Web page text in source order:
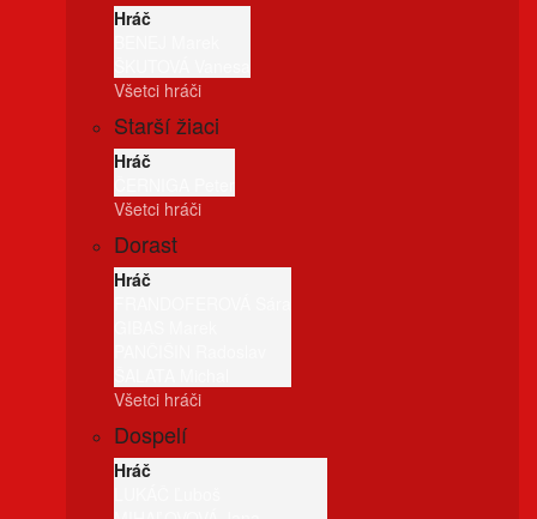
Hráč
Všetci hráči
Starší žiaci
Hráč
Všetci hráči
Dorast
Hráč
Všetci hráči
Dospelí
Hráč